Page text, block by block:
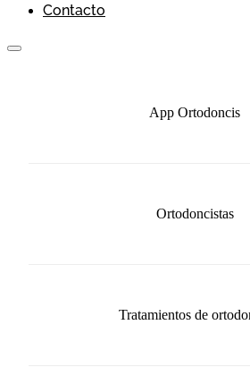
Contacto
App Ortodoncis
Ortodoncistas
Tratamientos de